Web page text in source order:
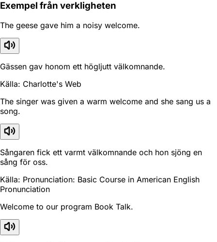
Exempel från verkligheten
The geese gave him a noisy welcome.
Gässen gav honom ett högljutt välkomnande.
Källa: Charlotte's Web
The singer was given a warm welcome and she sang us a
song.
Sångaren fick ett varmt välkomnande och hon sjöng en
sång för oss.
Källa: Pronunciation: Basic Course in American English
Pronunciation
Welcome to our program Book Talk.